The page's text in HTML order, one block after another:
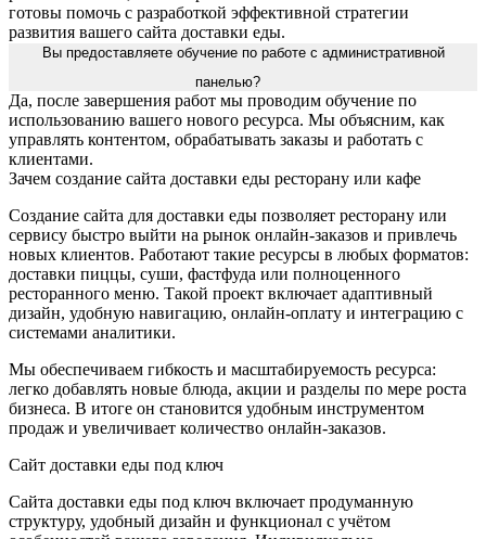
готовы помочь с разработкой эффективной стратегии
развития вашего сайта доставки еды.
Вы предоставляете обучение по работе с административной
панелью?
Да, после завершения работ мы проводим обучение по
использованию вашего нового ресурса. Мы объясним, как
управлять контентом, обрабатывать заказы и работать с
клиентами.
Зачем создание сайта доставки еды ресторану или кафе
Создание сайта для доставки еды позволяет ресторану или
сервису быстро выйти на рынок онлайн-заказов и привлечь
новых клиентов. Работают такие ресурсы в любых форматов:
доставки пиццы, суши, фастфуда или полноценного
ресторанного меню. Такой проект включает адаптивный
дизайн, удобную навигацию, онлайн-оплату и интеграцию с
системами аналитики.
Мы обеспечиваем гибкость и масштабируемость ресурса:
легко добавлять новые блюда, акции и разделы по мере роста
бизнеса. В итоге он становится удобным инструментом
продаж и увеличивает количество онлайн-заказов.
Сайт доставки еды под ключ
Сайта доставки еды под ключ включает продуманную
структуру, удобный дизайн и функционал с учётом